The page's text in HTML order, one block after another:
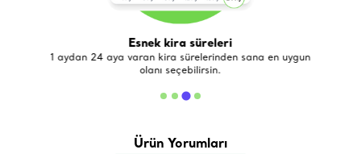
Esnek kira süreleri
1 aydan 24 aya varan kira sürelerinden sana en uygun
olanı seçebilirsin.
Ürün Yorumları